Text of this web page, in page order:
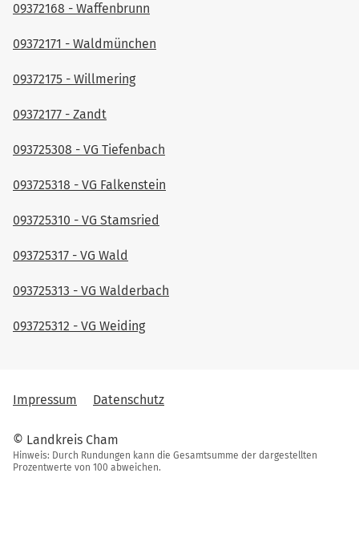
09372168 - Waffenbrunn
09372171 - Waldmünchen
09372175 - Willmering
09372177 - Zandt
093725308 - VG Tiefenbach
093725318 - VG Falkenstein
093725310 - VG Stamsried
093725317 - VG Wald
093725313 - VG Walderbach
093725312 - VG Weiding
Impressum Datenschutz
© Landkreis Cham
Hinweis: Durch Rundungen kann die Gesamtsumme der dargestellten
Prozentwerte von 100 abweichen.